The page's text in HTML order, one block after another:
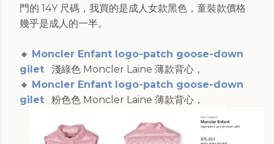
門的 14Y 尺碼，我買的是成人女款黑色，童裝款價格
幾乎是成人的一半。
🔸 Moncler Enfant logo-patch goose-down
gilet 淺綠色 Moncler Laine 薄款背心，
🔸 Moncler Enfant logo-patch goose-down
gilet 粉色色 Moncler Laine 薄款背心，